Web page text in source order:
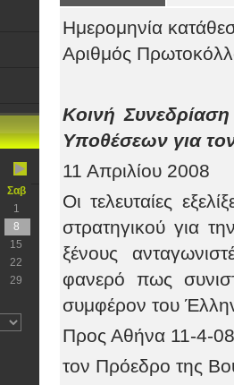
Σαβ
1
8
15
22
29
Ημερομηνία
Αριθμός
Κοινή
Υποθέσεων για
11 Απριλίου 2008
Οι τελευταίες
στρατηγικού για
ξένους
φανερό πως
συμφέρον του
Προς Αθήνα 11-4-08
τον Πρόεδρο της